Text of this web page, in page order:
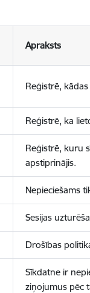
Apraksts
Reģistrē,
Reģistrē, ka
Reģistrē, kuru
apstiprinājis.
Nepieciešams
Sesijas
Drošības
Sīkdatne ir
ziņojumus pēc